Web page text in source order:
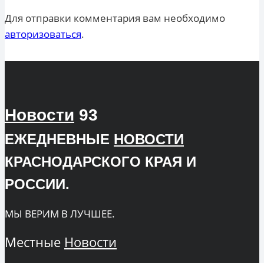
Для отправки комментария вам необходимо
авторизоваться.
Новости 93
ЕЖЕДНЕВНЫЕ НОВОСТИ
КРАСНОДАРСКОГО КРАЯ И
РОССИИ.
МЫ ВЕРИМ В ЛУЧШЕЕ.
Местные Новости